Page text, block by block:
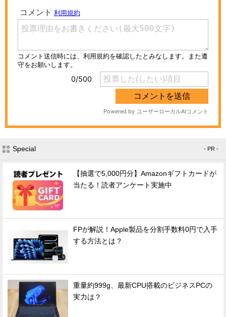
Special - PR -
【抽選で5,000円分】Amazonギフトカードが
当たる！読者アンケート実施中
FPが解説！Apple製品を分割手数料0円で入手
する方法とは？
重量約999g、最新CPU搭載のビジネスPCの
実力は？